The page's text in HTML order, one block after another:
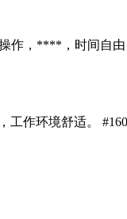
作，****，时间自
作环境舒适。